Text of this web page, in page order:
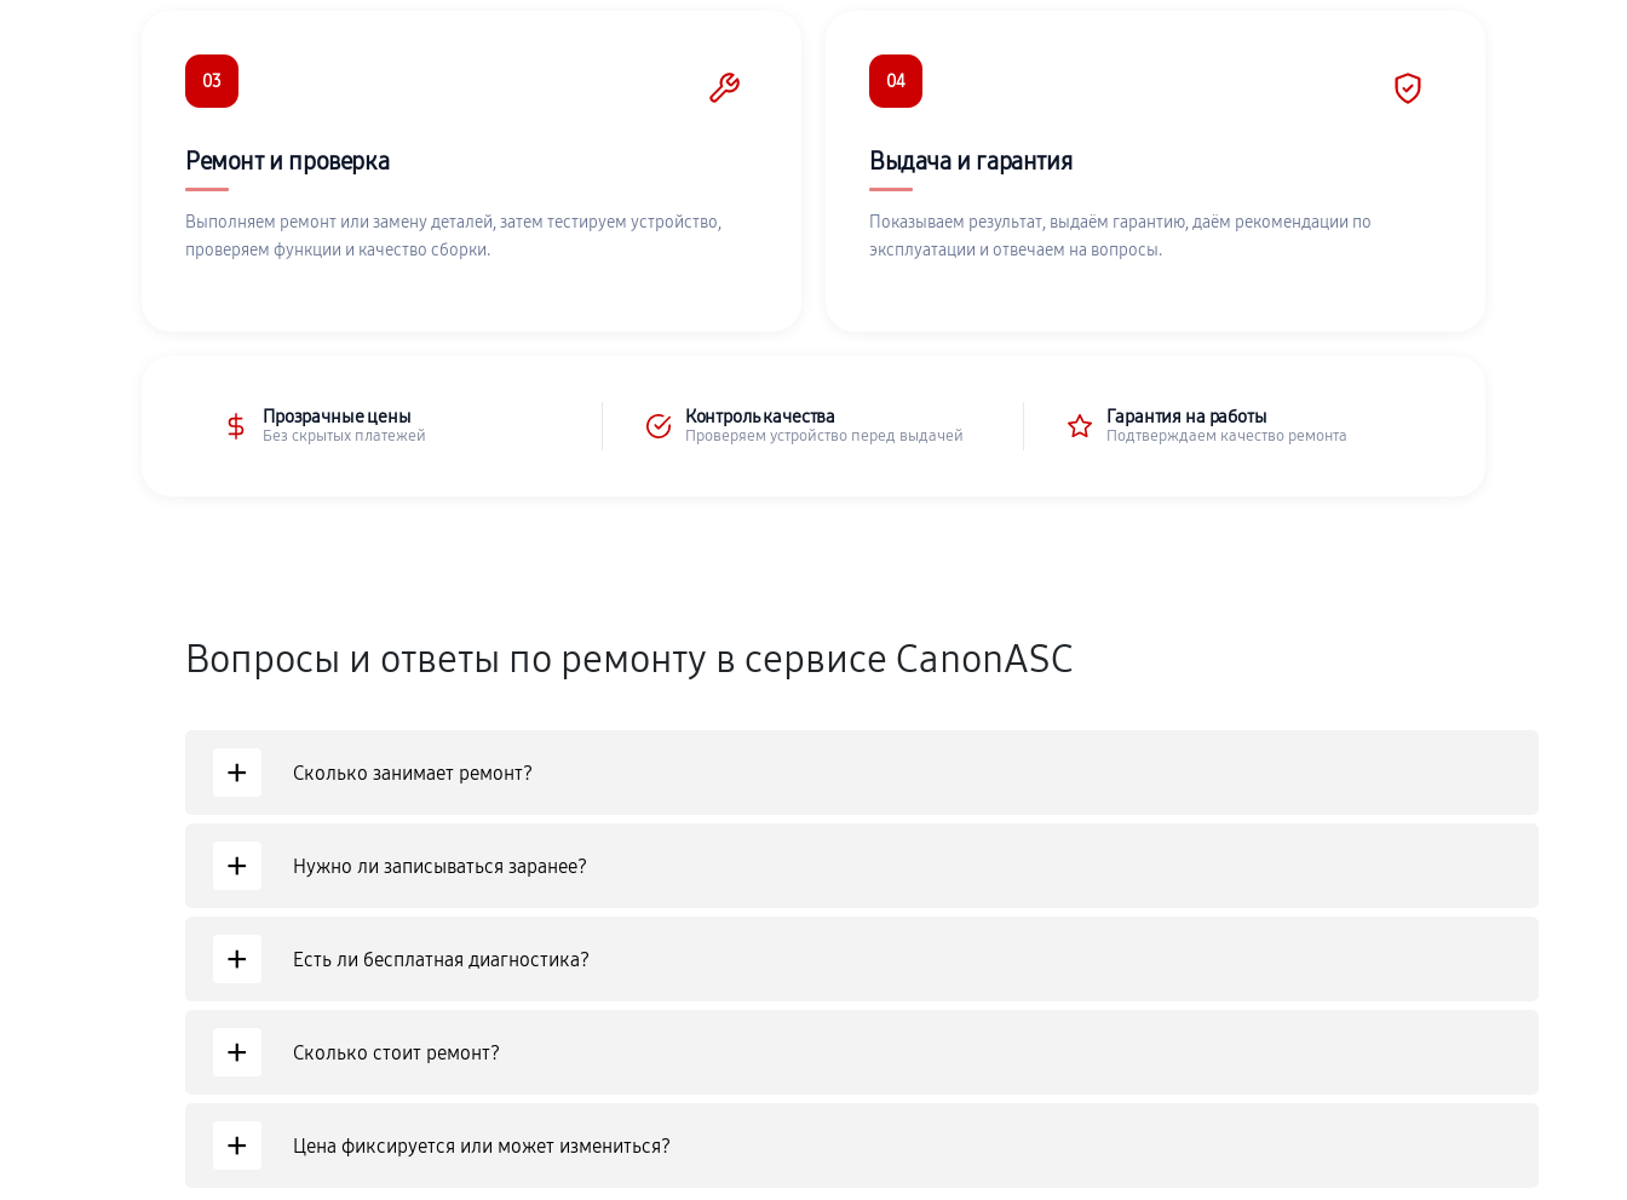
03
Ремонт и проверка
Выполняем ремонт или замену деталей, затем тестируем устройство,
проверяем функции и качество сборки.
04
Выдача и гарантия
Показываем результат, выдаём гарантию, даём рекомендации по
эксплуатации и отвечаем на вопросы.
Прозрачные цены
Без скрытых платежей
Контроль качества
Проверяем устройство перед выдачей
Гарантия на работы
Подтверждаем качество ремонта
Вопросы и ответы по ремонту в сервисе CanonASC
+ Сколько занимает ремонт?
+ Нужно ли записываться заранее?
+ Есть ли бесплатная диагностика?
+ Сколько стоит ремонт?
+ Цена фиксируется или может измениться?